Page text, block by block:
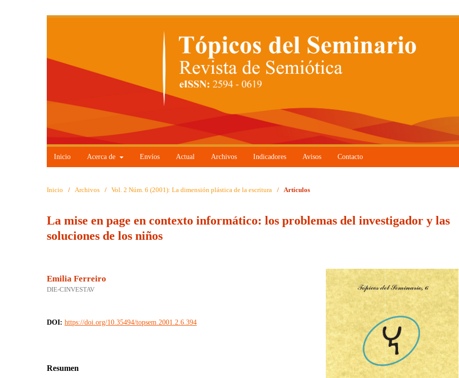
Inicio Acerca de Envíos Actual Archivos Indicadores Avisos Contacto
Inicio / Archivos / Vol. 2 Núm. 6 (2001): La dimensión plástica de la escritura / Artículos
La mise en page en contexto informático: los problemas del investigador y las
soluciones de los niños
Emilia Ferreiro
DIE-CINVESTAV
DOI: https://doi.org/10.35494/topsem.2001.2.6.394
Resumen